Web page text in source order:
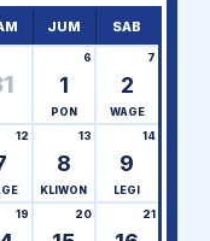
JUM SAB
1
6
PON
2
7
WAGE
12
8
13
KLIWON
9
14
LEGI
19 20 21